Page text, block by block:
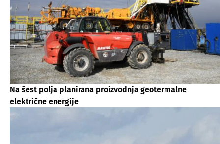
Na šest polja planirana proizvodnja geotermalne
električne energije